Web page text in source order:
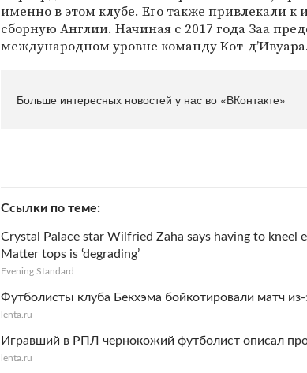
именно в этом клубе. Его также привлекали
сборную Англии. Начиная с 2017 года Заа
международном уровне команду Кот-д’Ивуара.
Больше интересных новостей у нас во «ВКонтакте»
Ссылки по теме
Crystal Palace star Wilfried Zaha says having to kneel
Matter tops is ‘degrading’
Evening Standard
Футболисты клуба Бекхэма бойкотировали матч
lenta.ru
Игравший в РПЛ чернокожий футболист описал
lenta.ru